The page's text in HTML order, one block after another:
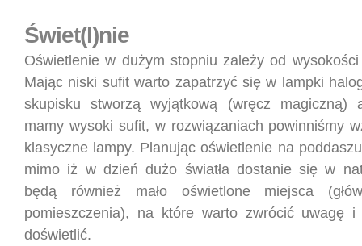
Świet(l)nie
Oświetlenie w dużym stopniu zależy od
Mając niski sufit warto zapatrzyć się w lampki
skupisku stworzą wyjątkową (wręcz magiczną)
mamy wysoki sufit, w rozwiązaniach powinniśmy
klasyczne lampy. Planując oświetlenie na
mimo iż w dzień dużo światła dostanie się w
będą również mało oświetlone miejsca
pomieszczenia), na które warto zwrócić uwagę i
doświetlić.